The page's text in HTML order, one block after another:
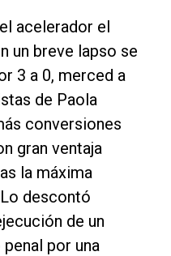
acelerador el
un breve lapso se
3 a 0, merced a
de Paola
conversiones
gran ventaja
la máxima
descontó
de un
por una